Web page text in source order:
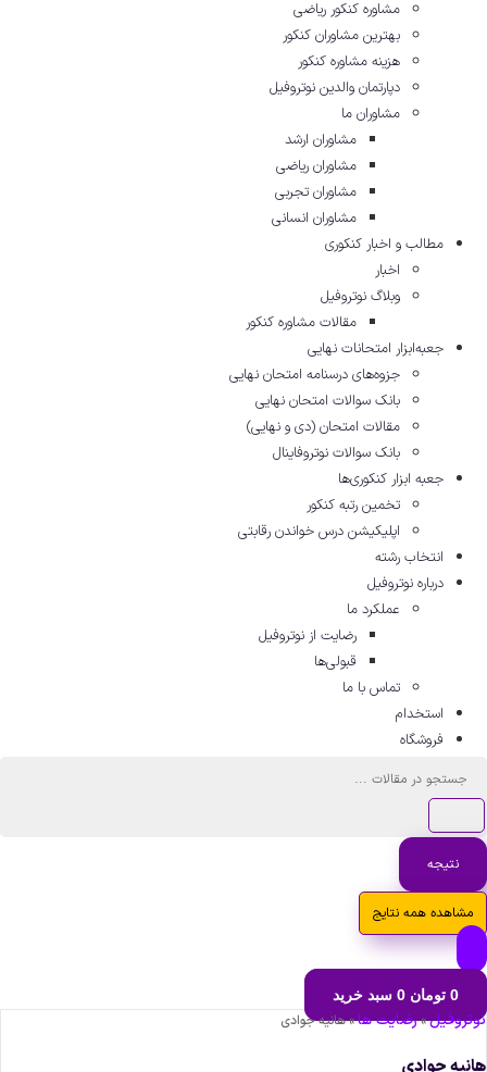
مشاوره کنکور ریاضی
بهترین مشاوران کنکور
هزینه مشاوره کنکور
دپارتمان والدین نوتروفیل
مشاوران ما
مشاوران ارشد
مشاوران ریاضی
مشاوران تجربی
مشاوران انسانی
مطالب و اخبار کنکوری
اخبار
وبلاگ نوتروفیل
مقالات مشاوره‌ کنکور
جعبه‌ابزار امتحانات نهایی
جزوه‌های درسنامه امتحان نهایی
بانک سوالات امتحان نهایی
مقالات امتحان (دی و نهایی)
بانک سوالات نوتروفاینال
جعبه ابزار کنکوری‌ها
تخمین رتبه کنکور
اپلیکیشن درس خواندن رقابتی
انتخاب رشته
درباره نوتروفیل
عملکرد ما
رضایت از نوتروفیل
قبولی‌ها
تماس با ما
استخدام
فروشگاه
نتیجه
مشاهده همه نتایج
0 تومان 0 سبد خرید
»رضایت ها»هانیه جوادی